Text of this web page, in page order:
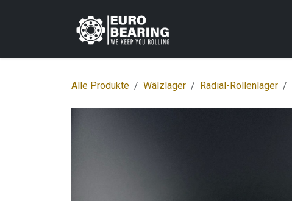
Alle Produkte Wälzlager Radial-Rollenlager